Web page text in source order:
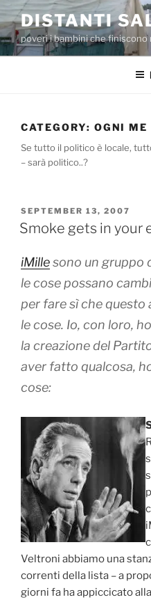
Skip
to
content
DISTANTI
poveri i bambini che finiscono
CATEGORY: OGNI ME
Se tutto il politico è locale,
– sarà politico..?
POSTED
ON
SEPTEMBER 13, 2007
Smoke gets in your
iMillesono un gruppo
le cose possano
per fare sì che questo
le cose. Io, con loro,
la creazione del
aver fatto qualcosa,
cose:
Veltroni abbiamo una
correnti della lista – a
giorni fa ha appiccicato